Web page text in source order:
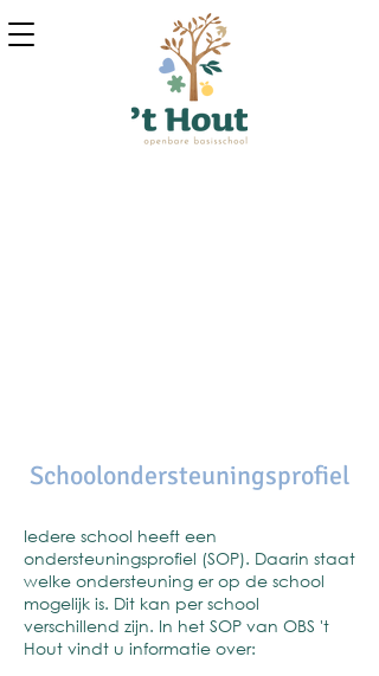
Schoolondersteuningsprofiel
Iedere school heeft een
ondersteuningsprofiel (SOP). Daarin staat
welke ondersteuning er op de school
mogelijk is. Dit kan per school
verschillend zijn. In het SOP van OBS 't
Hout vindt u informatie over: